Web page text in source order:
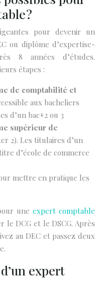
?
pour devenir un
ou diplôme d’expertise-
8 années d’études.
étapes :
de comptabilité et
aux bacheliers
d’un bac+2 ou 3
supérieur de
2). Les titulaires d’un
d’école de commerce
mettre en pratique les
une expert comptable
DCG et le DSCG. Après
au DEC et passez deux
expert